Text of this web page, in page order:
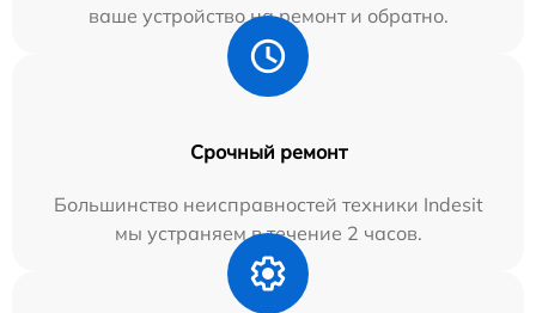
ваше устройство на ремонт и обратно.
Срочный ремонт
Большинство неисправностей техники Indesit
мы устраняем в течение 2 часов.